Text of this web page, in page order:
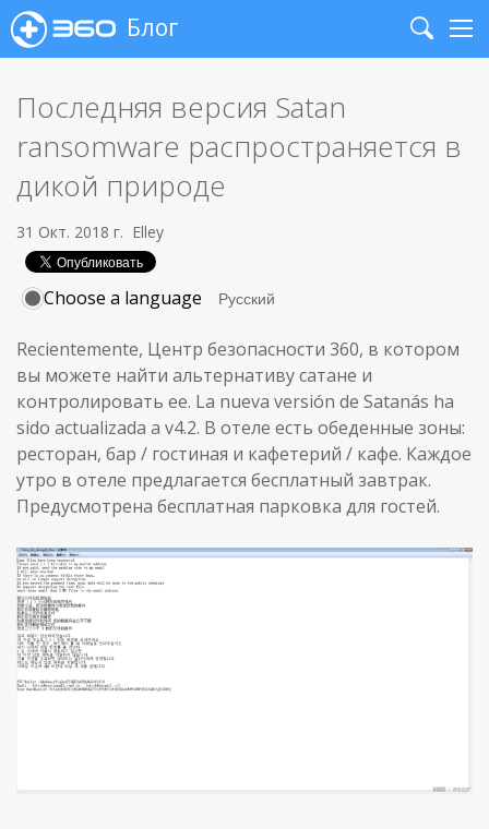
Блог
Search
Последняя версия Satan
ransomware распространяется в
дикой природе
31 Окт. 2018 г. Elley
Choose a language
Recientemente, Центр безопасности 360, в котором
вы можете найти альтернативу сатане и
контролировать ее. La nueva versión de Satanás ha
sido actualizada a v4.2. В отеле есть обеденные зоны:
ресторан, бар / гостиная и кафетерий / кафе. Каждое
утро в отеле предлагается бесплатный завтрак.
Предусмотрена бесплатная парковка для гостей.